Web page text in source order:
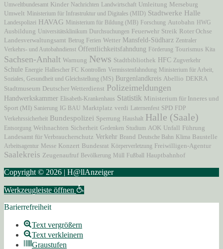
Umweltbundesamt Kinder Nachrichten Landwirtschaft Umleitung Merseburg
Umwelt Ministerium für Infrastruktur und Digitales (MID) Stadtwerke Halle
Landespolizei HAVAG Ministerium für Bildung (MB) Forschung Autobahn HWG
Ausbildung Universitätsklinikum Durchsuchungen Feuerwehr Streik Roter Ochse
Landesverwaltungsamt Betrug Ferien Wetter Mansfeld-Südharz Zentraler
Verkehrs- und Autobahndienst Öffentlichkeitsfahndung Förderung Tourismus Kita
Sachsen-Anhalt Warnung News Stadtbibliothek HFC Zugverkehr
Schule Energie Hallescher FC Kontrollen Vermisstenfahndung Ministerium für Arbeit,
Soziales, Gesundheit und Gleichstellung (MS) Burgenlandkreis Abellio DEKRA
Stadtmuseum Deutscher Wetterdienst Polizeimeldungen
Handwerkskammer Elisabeth-Krankenhaus Statistik Ministerium für Inneres und
Sport (MI) Sanierung IG BAU Marktplatz verdi Laternenfest SPD FDP
Verkehrssicherheit Bundespolizei Sperrung Haushalt Halle (Saale)
Entsorgung Weihnachten Sicherheit Gedenken Studium AOK Unfall Führung
Landesamt für Verbraucherschutz Verkehr Brand Deutsche Bahn Klima Baustelle
Arbeitsagentur Messe Konzert Bundesrat Körperverletzung Freiwilligen-Agentur
Saalekreis Zeugenaufruf Bevölkerung Müll Fußball Hauptbahnhof
Copyright © 2026 | H@llAnzeiger
Werkzeugleiste öffnen
Barierrefreiheit
Text vergrößern
Text verkleinern
Graustufen